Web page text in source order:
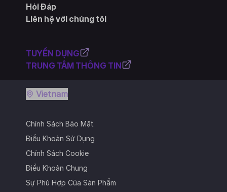
Hỏi Đáp
Liên hệ với chúng tôi
TUYỂN DỤNG
TRUNG TÂM THÔNG TIN
Chính Sách Bảo Mật
Điều Khoản Sử Dụng
Chính Sách Cookie
Điều Khoản Chung
Sự Phù Hợp Của Sản Phẩm
Vietnam